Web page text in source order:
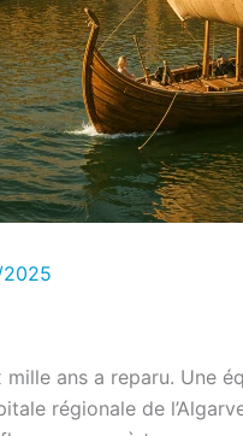
ans a reparu. Une
régionale de